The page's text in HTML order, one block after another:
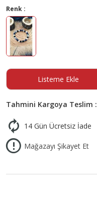
Renk :
Listeme Ekle
Tahmini Kargoya Teslim :
14 Gün Ücretsiz İade
Mağazayı Şikayet Et